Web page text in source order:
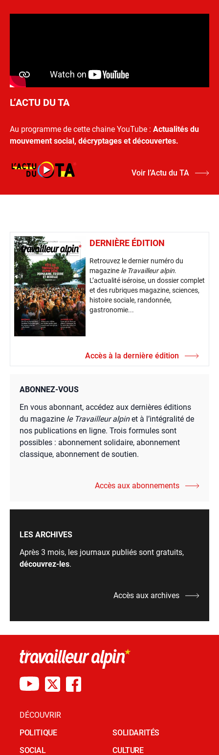
L’ACTU DU TA
Au programme de cette chaine YouTube : Actualités du
mouvement social, décryptages et découvertes.
Voir l’Actu du TA
DERNIÈRE ÉDITION
Retrouvez le dernier numéro du
magazine le Travailleur alpin.
L’actualité iséroise, un dossier complet
et des rubriques magazine, sciences,
histoire sociale, randonnée,
gastronomie...
Accès à la dernière édition
ABONNEZ-VOUS
En vous abonnant, accédez aux dernières éditions
du magazine le Travailleur alpinet à l’intégralité de
nos publications en ligne. Trois formules sont
possibles : abonnement solidaire, abonnement
classique, abonnement de soutien.
Accès aux abonnements
LES ARCHIVES
Après 3 mois, les journaux publiés sont gratuits,
découvrez-les.
Accès aux archives
DÉCOUVRIR
POLITIQUE
SOCIAL
SOLIDARITÉS
CULTURE